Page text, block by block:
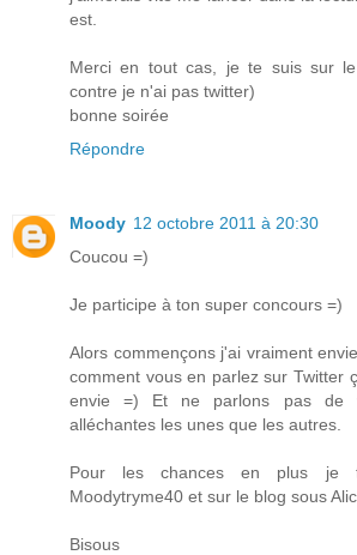
est.
Merci en tout cas, je te suis sur
contre je n'ai pas twitter)
bonne soirée
Répondre
Moody 12 octobre 2011 à 20:30
Coucou =)
Je participe à ton super concours =)
Alors commençons j'ai vraiment
comment vous en parlez sur Twitter
envie =) Et ne parlons pas de
alléchantes les unes que les autres.
Pour les chances en plus je
Moodytryme40 et sur le blog sous
Bisous